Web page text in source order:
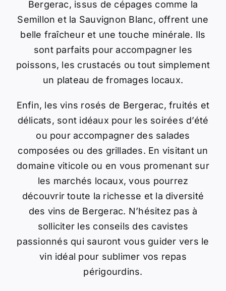
Bergerac, issus de cépages comme la
Semillon et la Sauvignon Blanc, offrent une
belle fraîcheur et une touche minérale. Ils
sont parfaits pour accompagner les
poissons, les crustacés ou tout simplement
un plateau de fromages locaux.
Enfin, les vins rosés de Bergerac, fruités et
délicats, sont idéaux pour les soirées d’été
ou pour accompagner des salades
composées ou des grillades. En visitant un
domaine viticole ou en vous promenant sur
les marchés locaux, vous pourrez
découvrir toute la richesse et la diversité
des vins de Bergerac. N’hésitez pas à
solliciter les conseils des cavistes
passionnés qui sauront vous guider vers le
vin idéal pour sublimer vos repas
périgourdins.